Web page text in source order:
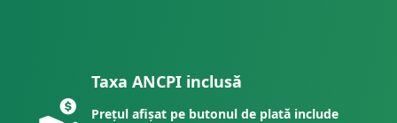
Taxa ANCPI inclusă
Prețul afișat pe butonul de plată include